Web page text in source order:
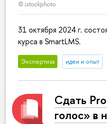
© istockphoto
31 октября 2024 г.
курса в SmartLMS.
Экспертиза идеи и опыт
Сдать
голос» в